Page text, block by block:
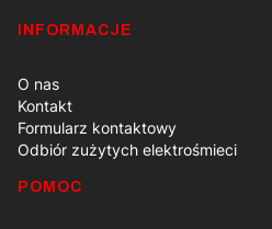
Linki w stopce
INFORMACJE
O nas
Kontakt
Formularz kontaktowy
Odbiór zużytych elektrośmieci
POMOC